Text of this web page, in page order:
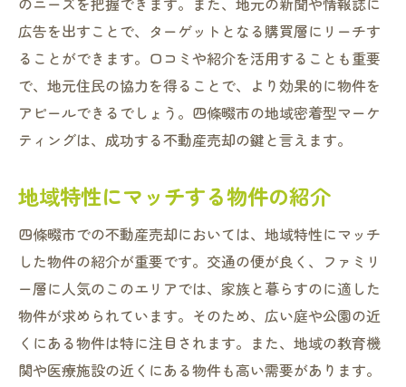
広告を出すことで、ターゲットとなる購買層にリーチす
ることができます。口コミや紹介を活用することも重要
で、地元住民の協力を得ることで、より効果的に物件を
アピールできるでしょう。四條畷市の地域密着型マーケ
ティングは、成功する不動産売却の鍵と言えます。
地域特性にマッチする物件の紹介
四條畷市での不動産売却においては、地域特性にマッチ
した物件の紹介が重要です。交通の便が良く、ファミリ
ー層に人気のこのエリアでは、家族と暮らすのに適した
物件が求められています。そのため、広い庭や公園の近
くにある物件は特に注目されます。また、地域の教育機
関や医療施設の近くにある物件も高い需要があります。